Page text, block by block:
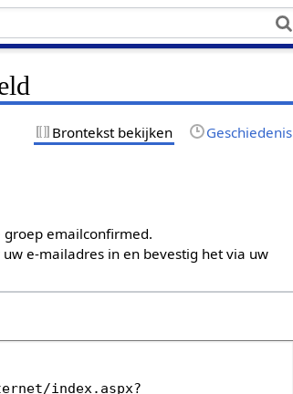
Brontekst bekijken Geschiedenis
emailconfirmed.
e-mailadres in en bevestig het via uw